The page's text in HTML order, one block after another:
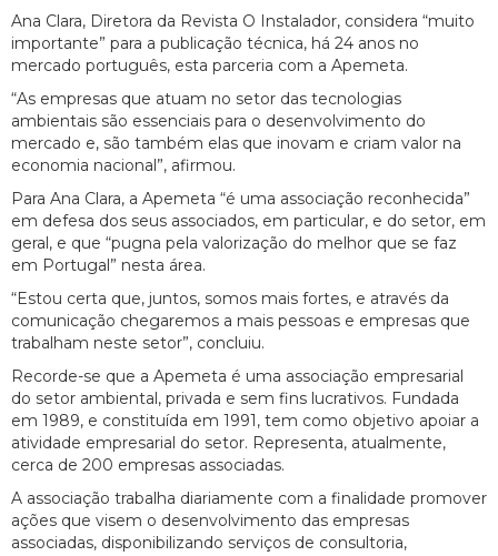
Ana Clara, Diretora da Revista O Instalador, considera “muito
importante” para a publicação técnica, há 24 anos no
mercado português, esta parceria com a Apemeta.
“As empresas que atuam no setor das tecnologias
ambientais são essenciais para o desenvolvimento do
mercado e, são também elas que inovam e criam valor na
economia nacional”, afirmou.
Para Ana Clara, a Apemeta “é uma associação reconhecida”
em defesa dos seus associados, em particular, e do setor, em
geral, e que “pugna pela valorização do melhor que se faz
em Portugal” nesta área.
“Estou certa que, juntos, somos mais fortes, e através da
comunicação chegaremos a mais pessoas e empresas que
trabalham neste setor”, concluiu.
Recorde-se que a Apemeta é uma associação empresarial
do setor ambiental, privada e sem fins lucrativos. Fundada
em 1989, e constituída em 1991, tem como objetivo apoiar a
atividade empresarial do setor. Representa, atualmente,
cerca de 200 empresas associadas.
A associação trabalha diariamente com a finalidade promover
ações que visem o desenvolvimento das empresas
associadas, disponibilizando serviços de consultoria,